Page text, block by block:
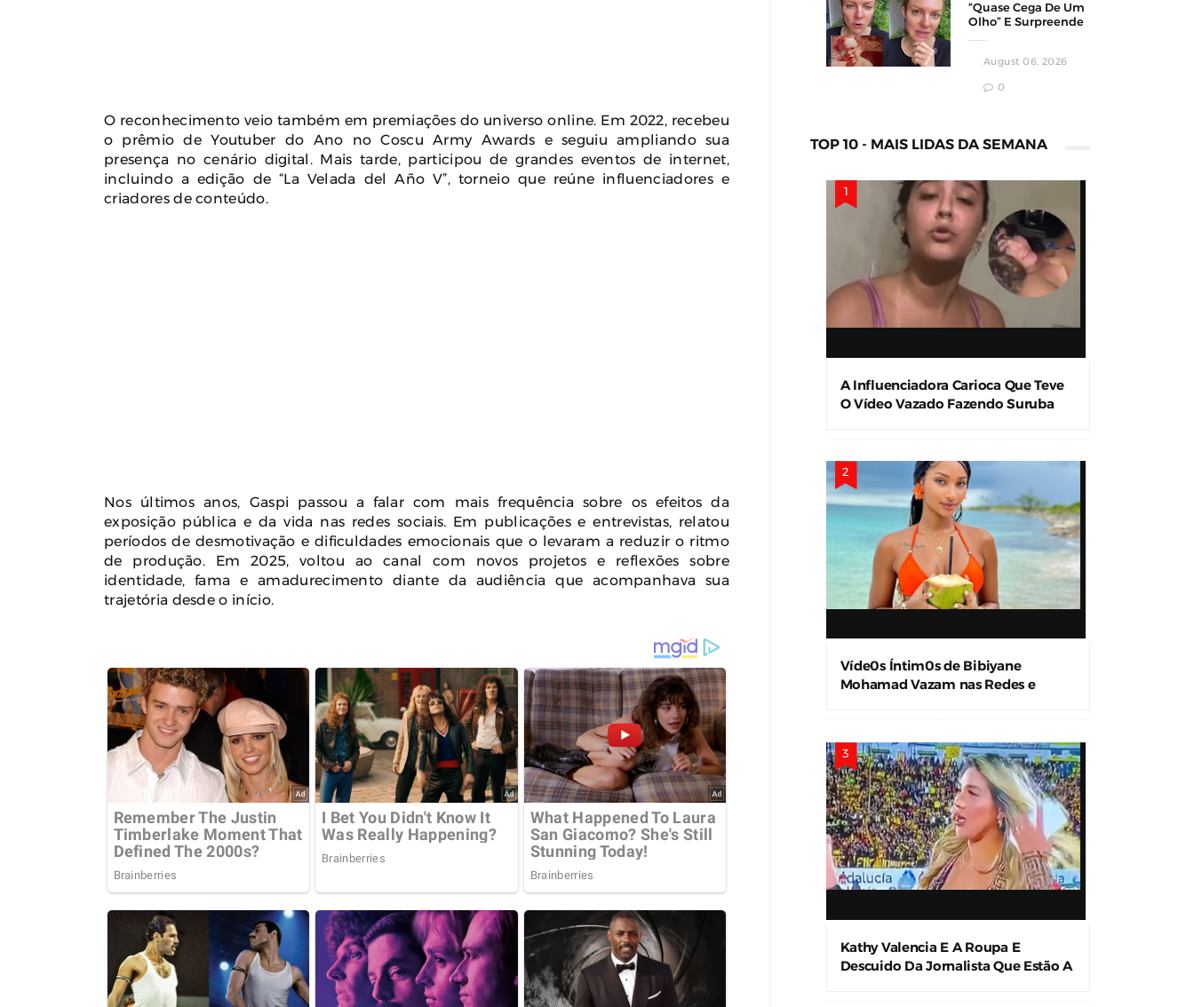
O reconhecimento veio também em premiações do universo online. Em 2022, recebeu
o prêmio de Youtuber do Ano no Coscu Army Awards e seguiu ampliando sua
presença no cenário digital. Mais tarde, participou de grandes eventos de internet,
incluindo a edição de “La Velada del Año V”, torneio que reúne influenciadores e
criadores de conteúdo.
Nos últimos anos, Gaspi passou a falar com mais frequência sobre os efeitos da
exposição pública e da vida nas redes sociais. Em publicações e entrevistas, relatou
períodos de desmotivação e dificuldades emocionais que o levaram a reduzir o ritmo
de produção. Em 2025, voltou ao canal com novos projetos e reflexões sobre
identidade, fama e amadurecimento diante da audiência que acompanhava sua
trajetória desde o início.
“Quase Cega De Um
Olho” E Surpreende
August 06, 2026
0
TOP 10 - MAIS LIDAS DA SEMANA
A Influenciadora Carioca Que Teve
O Vídeo Vazado Fazendo Suruba
Víde0s Íntim0s de Bibiyane
Mohamad Vazam nas Redes e
Kathy Valencia E A Roupa E
Descuido Da Jornalista Que Estão A